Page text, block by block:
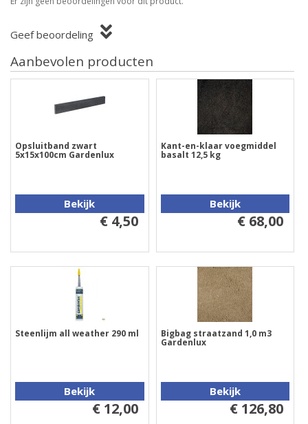
Geef beoordeling
Aanbevolen producten
Opsluitband zwart
5x15x100cm Gardenlux
Bekijk
€ 4,50
Kant-en-klaar voegmiddel
basalt 12,5 kg
Bekijk
€ 68,00
Steenlijm all weather 290 ml
Bekijk
€ 12,00
Bigbag straatzand 1,0 m3
Gardenlux
Bekijk
€ 126,80